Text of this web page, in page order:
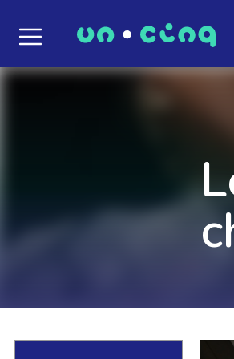
Le
Que des solutions
notre infolettre pour
qui créent le